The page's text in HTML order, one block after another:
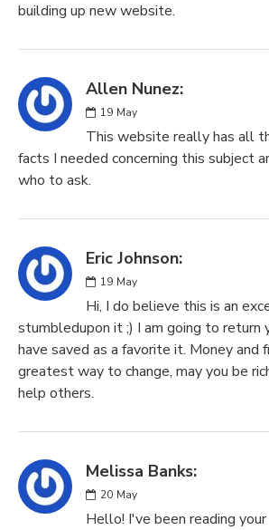
building up new website.
Allen Nunez:
19 May
This website really has all
facts I needed concerning this subject
who to ask.
Eric Johnson:
19 May
Hi, I do believe this is an
stumbledupon it ;) I am going to return
have saved as a favorite it. Money and
greatest way to change, may you be
help others.
Melissa Banks:
20 May
Hello! I've been reading